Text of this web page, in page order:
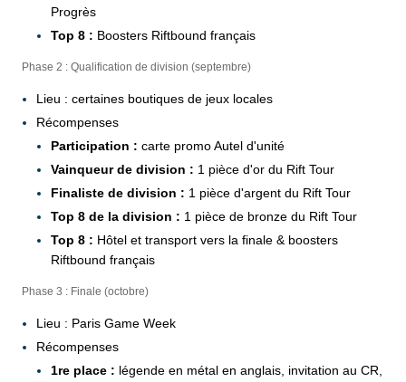
Progrès
Top 8 : Boosters Riftbound français
Phase 2 : Qualification de division (septembre)
Lieu : certaines boutiques de jeux locales
Récompenses
Participation : carte promo Autel d'unité
Vainqueur de division : 1 pièce d'or du Rift Tour
Finaliste de division : 1 pièce d'argent du Rift Tour
Top 8 de la division : 1 pièce de bronze du Rift Tour
Top 8 : Hôtel et transport vers la finale & boosters
Riftbound français
Phase 3 : Finale (octobre)
Lieu : Paris Game Week
Récompenses
1re place : légende en métal en anglais, invitation au CR,